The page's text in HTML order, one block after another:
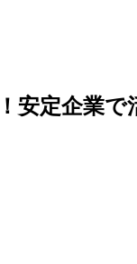
安定企業